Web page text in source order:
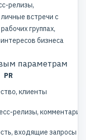
релизы,
встречи с
группах,
бизнеса
параметрам
PR
клиенты
релизы, комментарии
входящие запросы